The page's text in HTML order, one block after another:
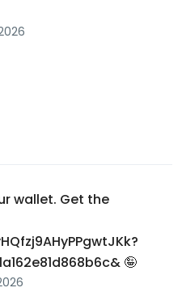
wallet. Get the
🤪